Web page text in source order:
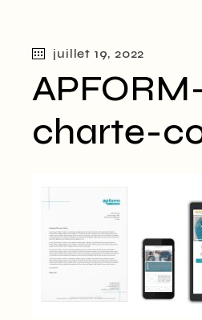
juillet 19, 2022
charte-